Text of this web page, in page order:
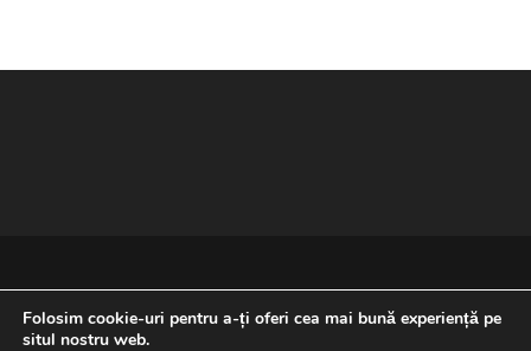
Folosim cookie-uri pentru a-ți oferi cea mai bună experiență pe
situl nostru web.